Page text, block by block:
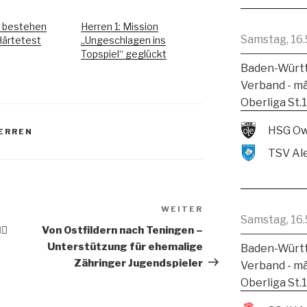
bestehen
Herren 1: Mission
„Ungeschlagen ins
Topspiel“ geglückt
WEITER
Von Ostfildern nach Teningen –
Unterstützung für ehemalige
Zähringer Jugendspieler
Samstag,
Baden-
Verband -
Oberliga
HSG
Samstag,
Baden-
Verband -
Oberliga